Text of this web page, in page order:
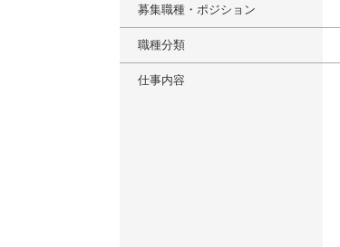
募集職種・ポジション
職種分類
仕事内容